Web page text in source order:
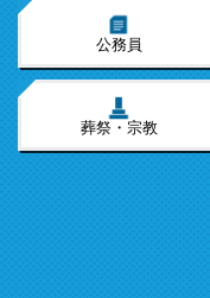
公務員
葬祭・宗教